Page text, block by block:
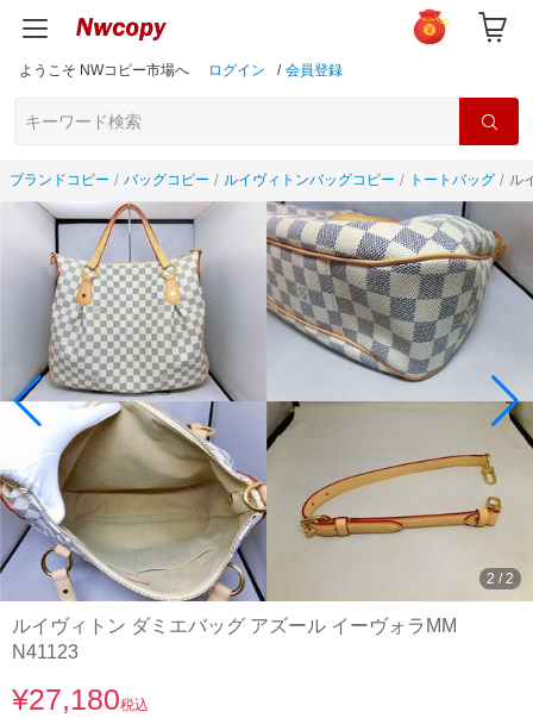
ようこそ NWコピー市場へ ログイン / 会員登録
ブランドコピー バッグコピー ルイヴィトンバッグコピー トートバッグ ル
1 /2
ルイヴィトン ダミエバッグ アズール イーヴォラMM
N41123
¥27,180税込